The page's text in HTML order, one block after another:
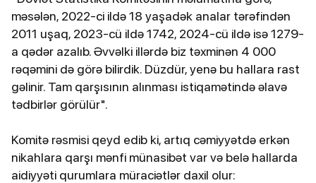
məsələn, 2022-ci ildə 18 yaşadək analar tərəfindən
2011 uşaq, 2023-cü ildə 1742, 2024-cü ildə isə 1279-
a qədər azalıb. Əvvəlki illərdə biz təxminən 4 000
rəqəmini də görə bilirdik. Düzdür, yenə bu hallara rast
gəlinir. Tam qarşısının alınması istiqamətində əlavə
tədbirlər görülür".
Komitə rəsmisi qeyd edib ki, artıq cəmiyyətdə erkən
nikahlara qarşı mənfi münasibət var və belə hallarda
aidiyyəti qurumlara müraciətlər daxil olur: